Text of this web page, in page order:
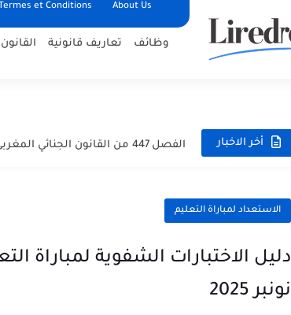
About Us
Termes et Conditions
وظائف تعاريف قانونية
أخر الاخبار الفصل 447 من القانون الجنائي المغربي: شرح جرائم انتهاك الحياة...
الفصل 486 من القانون الجنائي المغربي: شرح مبسط، أركان الجريمة...الاستعداد لمباراة التعليم
دليل الاختبارات الشفوية لمباراة
نونبر 2025